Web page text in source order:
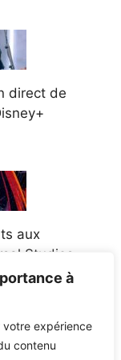
à
votre expérience
contenu
direct de
aux
Studios
après la